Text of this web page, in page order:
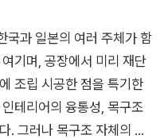
었는데(전쟁과여성인권
이었다), 그럼에도 불구하
축의 풍경을 적절히 그려
’를 다룬 글까지 열한 편이
비평 섹션을 주관하던 때
국과 일본의 여러 주체가 함
기며, 공장에서 미리 재단
조립 시공한 점을 특기한
테리어의 융통성, 목구조
. 그러나 목구조 자체의 장